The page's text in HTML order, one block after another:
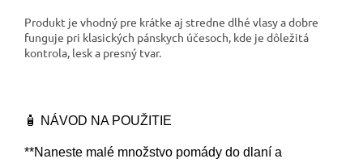
Produkt je vhodný pre krátke aj stredne dlhé vlasy a dobre
funguje pri klasických pánskych účesoch, kde je dôležitá
kontrola, lesk a presný tvar.
🧴 NÁVOD NA POUŽITIE
**Naneste malé množstvo pomády do dlaní a